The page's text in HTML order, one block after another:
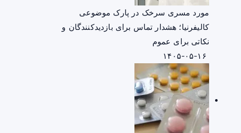
مورد مسری سرخک در پارک موضوعی
کالیفرنیا؛ هشدار تماس برای بازدیدکنندگان و
نکاتی برای عموم